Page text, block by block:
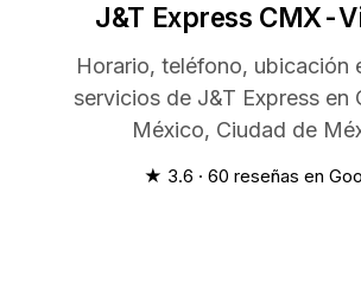
J&T Express CMX-
Horario, teléfono, ubicación
servicios de J&T Express en
México, Ciudad de
★ 3.6 · 60 reseñas en